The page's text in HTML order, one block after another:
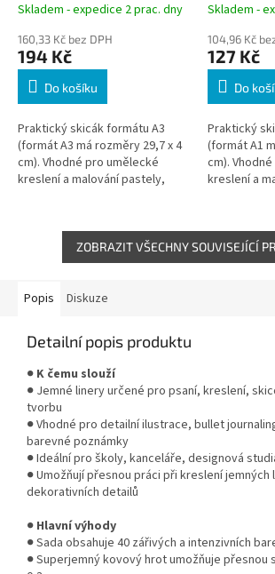
Skladem - expedice 2 prac. dny
160,33 Kč bez DPH
194 Kč
Do košíku
Praktický skicák formátu A3
(formát A3 má rozměry 29,7 x 4
cm). Vhodné pro umělecké
kreslení a malování pastely,
Skladem -
104,96 Kč
127 Kč
Do
Praktický
(formát A1
cm).
kreslení a
ZOBRAZIT VŠECHNY SOUVISEJÍCÍ
Popis Diskuze
Detailní popis produktu
● K čemu slouží
● Jemné linery určené pro psaní, kreslení,
tvorbu
● Vhodné pro detailní ilustrace, bullet
barevné poznámky
● Ideální pro školy, kanceláře, designová
● Umožňují přesnou práci při kreslení jemných
dekorativních detailů
● Hlavní výhody
● Sada obsahuje 40 zářivých a intenzivních
● Superjemný kovový hrot umožňuje přesnou